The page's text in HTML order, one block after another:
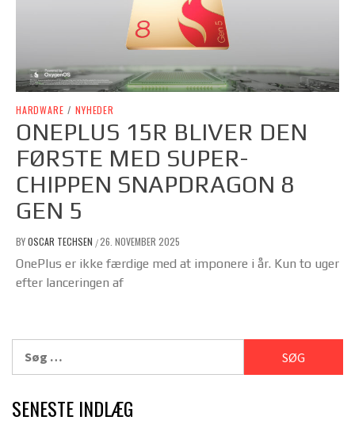
HARDWARE / NYHEDER
ONEPLUS 15R BLIVER DEN
FØRSTE MED SUPER-
CHIPPEN SNAPDRAGON 8
GEN 5
BYOSCAR TECHSEN /26. NOVEMBER 2025
OnePlus er ikke færdige med at imponere i år. Kun to uger
efter lanceringen af
efter:
SENESTE INDLÆG